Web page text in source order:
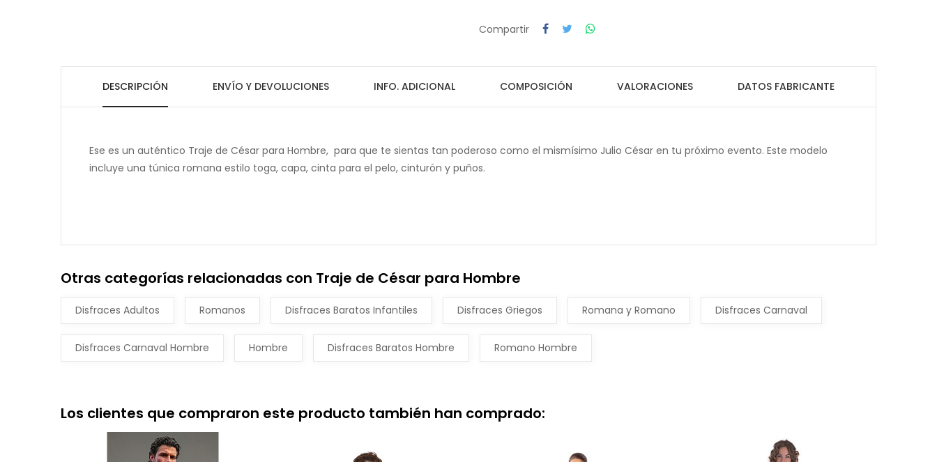
Compartir
DESCRIPCIÓN ENVÍO Y DEVOLUCIONES INFO. ADICIONAL COMPOSICIÓN VALORACIONES DATOS FABRICANTE
Ese es un auténtico Traje de César para Hombre, para que te sientas tan poderoso como el mismísimo Julio César en tu próximo evento. Este modelo
incluye una túnica romana estilo toga, capa, cinta para el pelo, cinturón y puños.
Otras categorías relacionadas con Traje de César para Hombre
Disfraces Adultos Romanos Disfraces Baratos Infantiles Disfraces Griegos Romana y Romano Disfraces Carnaval
Disfraces Carnaval Hombre Hombre Disfraces Baratos Hombre Romano Hombre
Los clientes que compraron este producto también han comprado: